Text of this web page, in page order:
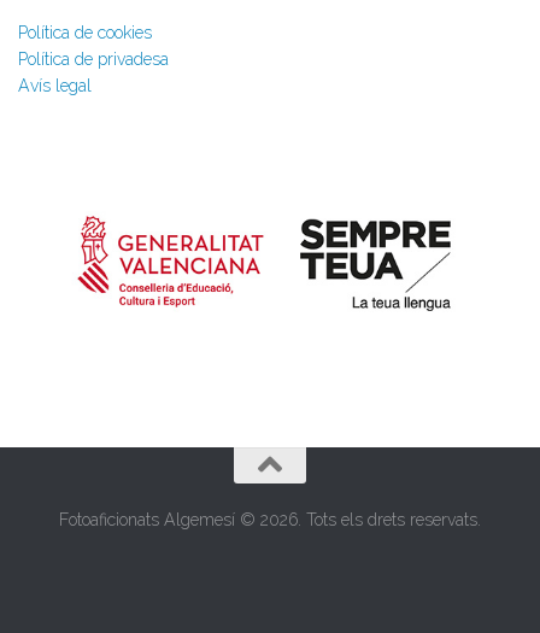
Política de cookies
Política de privadesa
Avís legal
Fotoaficionats Algemesí © 2026. Tots els drets reservats.